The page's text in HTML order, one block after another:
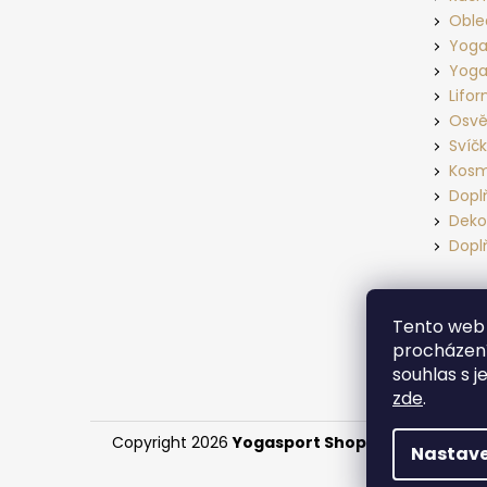
Tento
souhlas s
zde.
Copyright 2026Yogasport Shop . Všechna